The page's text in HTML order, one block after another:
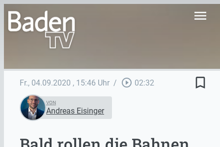
menu
Fr., 04.09.2020 , 15:46 Uhr / play_circle_outline 02:32 bookmark_border
VON
Andreas Eisinger